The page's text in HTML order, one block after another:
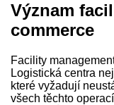
Význam
commerce
Facility
Logistická centra
které vyžadují
všech těchto